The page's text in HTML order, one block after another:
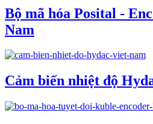
Bộ mã hóa Posital -
Nam
Cảm biến nhiệt độ